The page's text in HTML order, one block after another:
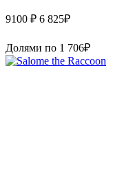
9100 ₽ 6 825₽
Долями по 1 706₽